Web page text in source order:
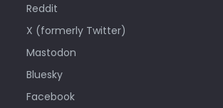
Reddit
X (formerly Twitter)
Mastodon
Bluesky
Facebook